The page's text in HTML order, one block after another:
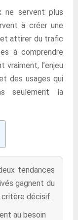
ne servent plus
à créer une
attirer du trafic
à comprendre
l’enjeu
des usages qui
seulement la
tendances
gagnent du
critère décisif.
au besoin